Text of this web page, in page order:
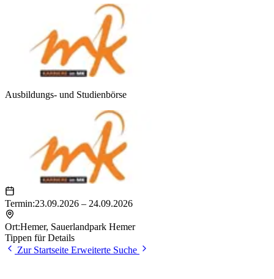
Ausbildungs- und Studienbörse
Termin:23.09.2026 – 24.09.2026
Ort:Hemer, Sauerlandpark Hemer
Tippen für Details
Zur Startseite Erweiterte Suche